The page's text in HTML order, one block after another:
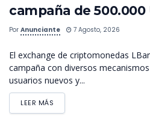
campaña de 500.000
Por Anunciante 7 Agosto, 2026
El exchange de criptomonedas
campaña con diversos
usuarios nuevos y...
LEER MÁS